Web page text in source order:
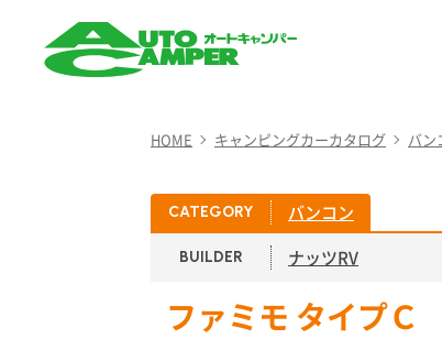
キャンパー）
HOME キャンピングカーカタログ バン
CATEGORY バンコン
BUILDER ナッツRV
ファミモ タイプＣ